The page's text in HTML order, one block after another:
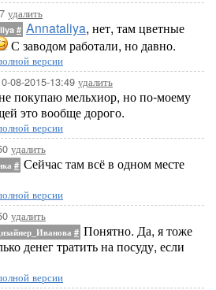
удалить
# Annataliya, нет, там цветные
С заводом работали, но давно.
версии
08-2015-13:49 удалить
покупаю мельхиор, но по-моему
это вообще дорого.
версии
удалить
# Сейчас там всё в одном месте
версии
удалить
# Понятно. Да, я тоже
денег тратить на посуду, если
версии